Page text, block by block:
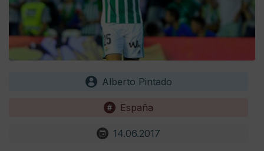
Alberto Pintado
España
14.06.2017